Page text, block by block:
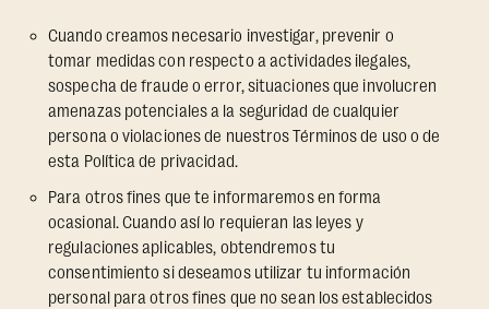
Cuando creamos necesario investigar, prevenir o
tomar medidas con respecto a actividades ilegales,
sospecha de fraude o error, situaciones que involucren
amenazas potenciales a la seguridad de cualquier
persona o violaciones de nuestros Términos de uso o de
esta Política de privacidad.
Para otros fines que te informaremos en forma
ocasional. Cuando así lo requieran las leyes y
regulaciones aplicables, obtendremos tu
consentimiento si deseamos utilizar tu información
personal para otros fines que no sean los establecidos